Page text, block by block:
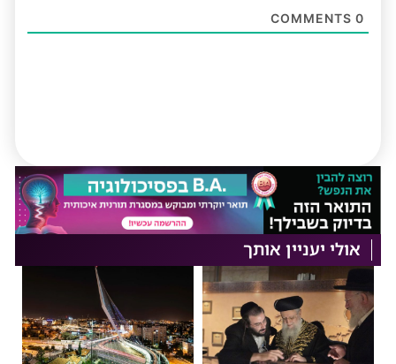
0
אולי יעניין אותך